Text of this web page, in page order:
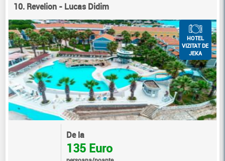
10. Revelion - Lucas Didim
HOTEL
VIZITAT DE
JEKA
De la
135 Euro